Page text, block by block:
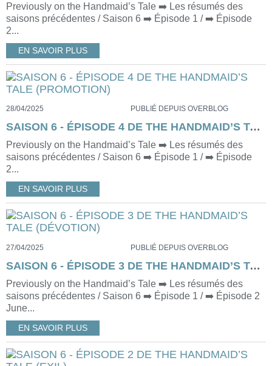
Previously on the Handmaid’s Tale ➡️ Les résumés des
saisons précédentes / Saison 6 ➡️ Épisode 1 / ➡️ Épisode
2...
EN SAVOIR PLUS
28/04/2025 PUBLIÉ DEPUIS OVERBLOG
SAISON 6 - ÉPISODE 4 DE THE HANDMAID’S TALE (PROMOTION)
Previously on the Handmaid’s Tale ➡️ Les résumés des
saisons précédentes / Saison 6 ➡️ Épisode 1 / ➡️ Épisode
2...
EN SAVOIR PLUS
27/04/2025 PUBLIÉ DEPUIS OVERBLOG
SAISON 6 - ÉPISODE 3 DE THE HANDMAID’S TALE (DÉVOTION)
Previously on the Handmaid’s Tale ➡️ Les résumés des
saisons précédentes / Saison 6 ➡️ Épisode 1 / ➡️ Épisode 2
June...
EN SAVOIR PLUS